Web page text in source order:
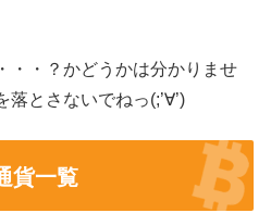
・・？かどうかは分かりませ
とさないでねっ(;’∀’)
貨一覧